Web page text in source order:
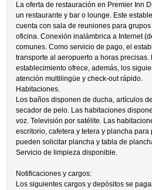
La oferta de restauración en Premier Inn
un restaurante y bar o lounge. Este
cuenta con sala de reuniones para
oficina. Conexión inalámbrica a Internet
comunes. Como servicio de pago, el
transporte al aeropuerto a horas precisas.
establecimiento ofrece, además, los
atención multilingüe y check-out rápido.
Habitaciones.
Los baños disponen de ducha, artículos
secador de pelo. Las habitaciones
voz. Televisión por satélite. Las
escritorio, cafetera y tetera y plancha
pueden solicitar plancha y tabla de
Servicio de limpieza disponible.
Notificaciones y cargos:
Los siguientes cargos y depósitos se